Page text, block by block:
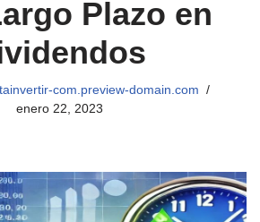
Plazo en
com.preview-domain.com
enero 22, 2023